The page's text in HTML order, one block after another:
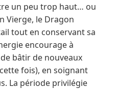
un peu trop haut… ou
Vierge, le Dragon
tout en conservant sa
encourage à
bâtir de nouveaux
fois), en soignant
La période privilégie